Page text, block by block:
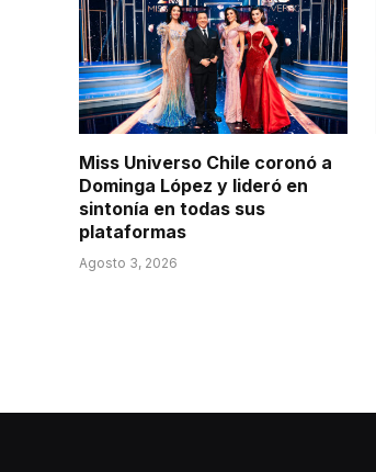
Miss Universo Chile coronó a
Dominga López y lideró en
sintonía en todas sus
plataformas
Agosto 3, 2026